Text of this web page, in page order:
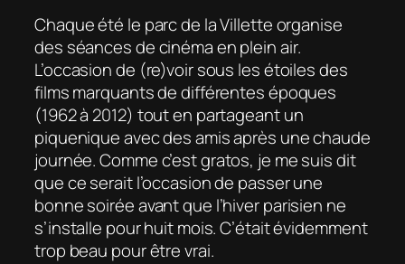
Chaque été le parc de la Villette organise
des séances de cinéma en plein air.
L’occasion de (re)voir sous les étoiles des
films marquants de différentes époques
(1962 à 2012) tout en partageant un
piquenique avec des amis après une chaude
journée. Comme c’est gratos, je me suis dit
que ce serait l’occasion de passer une
bonne soirée avant que l’hiver parisien ne
s’installe pour huit mois. C’était évidemment
trop beau pour être vrai.